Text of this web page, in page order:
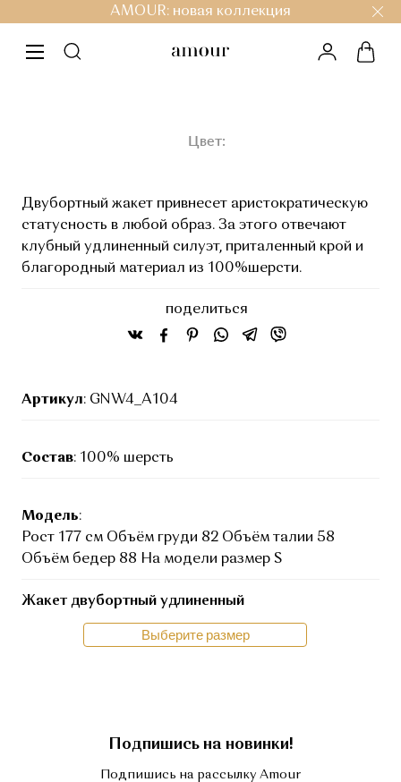
AMOUR: новая коллекция
меню личный
Цвет:
Двубортный жакет привнесет аристократическую
статусность в любой образ. За этого отвечают
клубный удлиненный силуэт, приталенный крой и
благородный материал из 100%шерсти.
поделиться
Артикул: GNW4_А104
Состав: 100% шерсть
Модель:
Рост 177 см Объём груди 82 Объём талии 58
Объём бедер 88 На модели размер S
Жакет двубортный удлиненный
Выберите размер
Подпишись на новинки!
Подпишись на рассылку Amour